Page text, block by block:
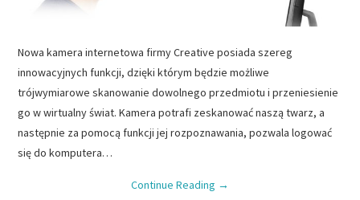
Nowa kamera internetowa firmy Creative posiada szereg
innowacyjnych funkcji, dzięki którym będzie możliwe
trójwymiarowe skanowanie dowolnego przedmiotu i przeniesienie
go w wirtualny świat. Kamera potrafi zeskanować naszą twarz, a
następnie za pomocą funkcji jej rozpoznawania, pozwala logować
się do komputera…
Continue Reading →